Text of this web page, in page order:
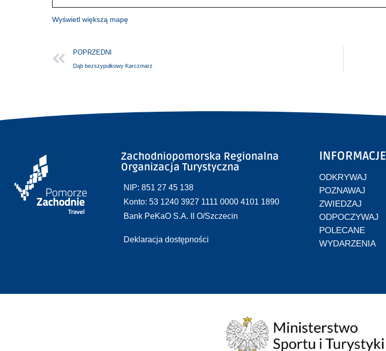
Wyświetl większą mapę
POPRZEDNI
Dąb bezszypułkowy Karczmarz
Zachodniopomorska Regionalna
Organizacja Turystyczna
NIP: 851 27 45 138
Konto: 53 1240 3927 1111 0000 4101 1890
Bank PeKaO S.A. II O/Szczecin
Deklaracja dostępności
INFORMACJE
ODKRYWAJ
POZNAWAJ
ZWIEDZAJ
ODPOCZYWAJ
POLECANE
WYDARZENIA